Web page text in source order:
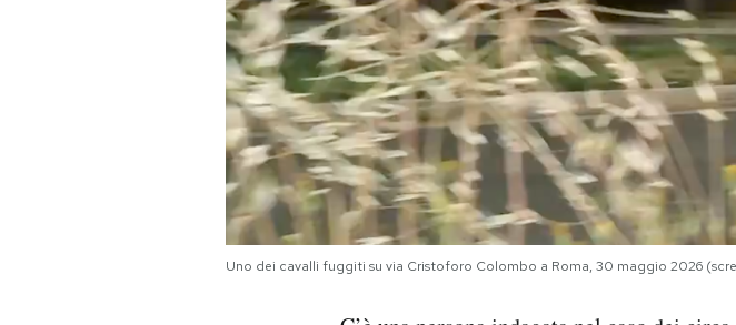
AREA PERSONALE
Hai bisogno di aiuto?
Uno dei cavalli fuggiti su via Cristoforo Colombo a Roma, 30 maggio 2026